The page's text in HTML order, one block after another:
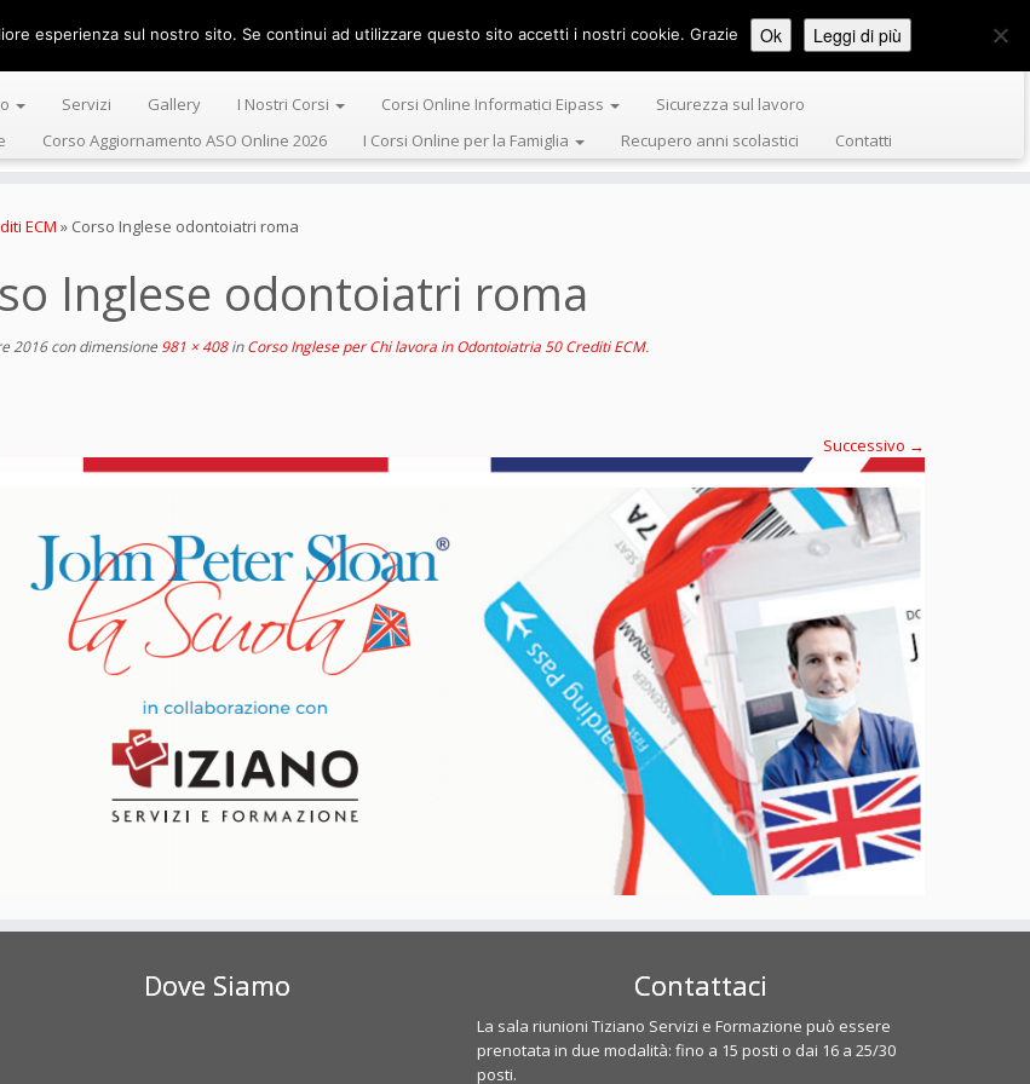
Centro Alta Formazione Tiziano Servizi e Formazione
Servizi Gallery I Nostri Corsi Corsi Online Informatici Eipass
Sicurezza sul lavoro
Corso Aggiornamento ASO Online 2026 I Corsi Online per la Famiglia Recupero anni scolastici Contatti
ECM » Corso Inglese odontoiatri roma
Inglese odontoiatri roma
2016con dimensione 981 × 408inCorso Inglese per Chi lavora in Odontoiatria 50 Crediti ECM.
Successivo →
Dove Siamo Contattaci
La sala riunioni Tiziano Servizi e Formazione può essere
prenotata in due modalità: fino a 15 posti o dai 16 a 25/30
posti.
esperienza sul nostro sito. Se continui ad utilizzare questo sito accetti i nostri cookie. Grazie Ok Leggi di più